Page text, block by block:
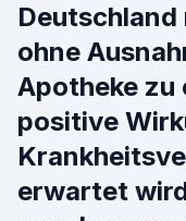
Deutschland
ohne
Apotheke zu
positive
erwartet